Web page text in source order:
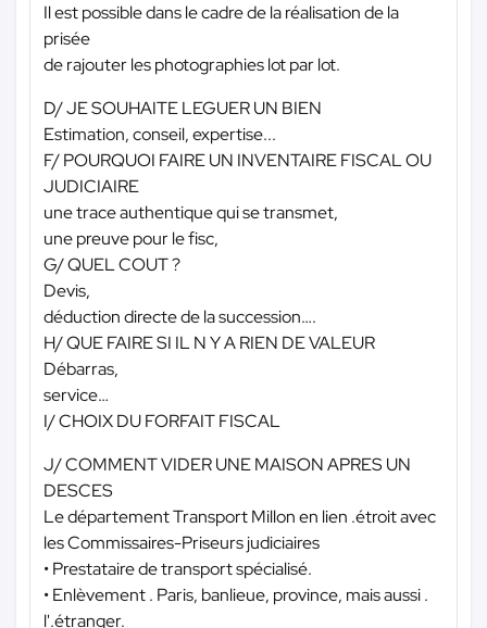
Il est possible dans le cadre de la réalisation de la
prisée
de rajouter les photographies lot par lot.
D/ JE SOUHAITE LEGUER UN BIEN
Estimation, conseil, expertise...
F/ POURQUOI FAIRE UN INVENTAIRE FISCAL OU
JUDICIAIRE
une trace authentique qui se transmet,
une preuve pour le fisc,
G/ QUEL COUT ?
Devis,
déduction directe de la succession….
H/ QUE FAIRE SI IL N Y A RIEN DE VALEUR
Débarras,
service…
I/ CHOIX DU FORFAIT FISCAL
J/ COMMENT VIDER UNE MAISON APRES UN
DESCES
Le département Transport Millon en lien .étroit avec
les Commissaires-Priseurs judiciaires
• Prestataire de transport spécialisé.
• Enlèvement . Paris, banlieue, province, mais aussi .
l'.étranger.